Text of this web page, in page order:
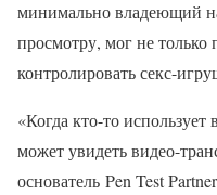
минимально владеющий
просмотру, мог не
контролировать секс-
«Когда кто-то
может увидеть видео-
основатель Pen Test